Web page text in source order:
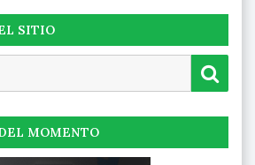
SITIO
MOMENTO